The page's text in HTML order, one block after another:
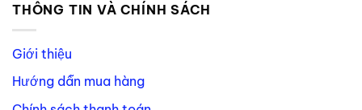
THÔNG TIN VÀ CHÍNH SÁCH
Giới thiệu
Hướng dẫn mua hàng